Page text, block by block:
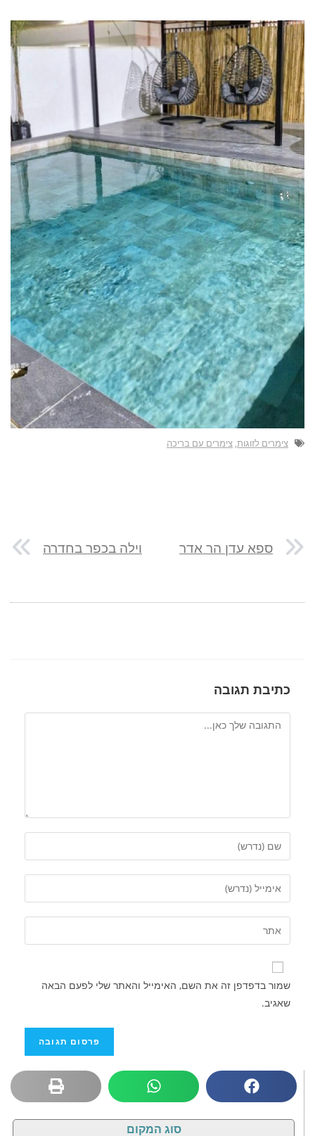
צימרים לזוגות צימרים עם בריכה
ספא עדן הר אדר וילה בכפר בחדרה
כתיבת תגובה
שמור בדפדפן זה את השם, האימייל והאתר שלי לפעם הבאה
שאגיב.
סוג המקום